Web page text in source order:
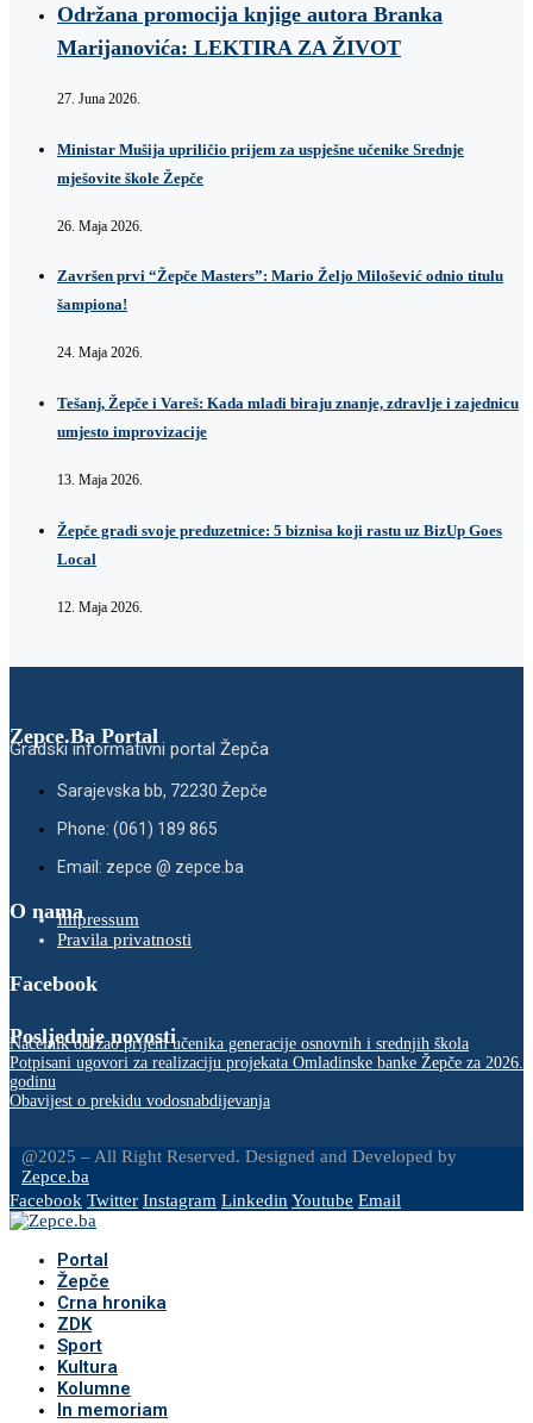
Održana promocija knjige autora Branka
Marijanovića: LEKTIRA ZA ŽIVOT
27. Juna 2026.
Ministar Mušija upriličio prijem za uspješne učenike Srednje
mješovite škole Žepče
26. Maja 2026.
Završen prvi “Žepče Masters”: Mario Željo Milošević odnio titulu
šampiona!
24. Maja 2026.
Tešanj, Žepče i Vareš: Kada mladi biraju znanje, zdravlje i zajednicu
umjesto improvizacije
13. Maja 2026.
Žepče gradi svoje preduzetnice: 5 biznisa koji rastu uz BizUp Goes
Local
12. Maja 2026.
Zepce.Ba Portal
Gradski informativni portal Žepča
Sarajevska bb, 72230 Žepče
Phone: (061) 189 865
Email: zepce @ zepce.ba
O namaImpressum
Pravila privatnosti
Facebook
Posljednje novosti
Načelnik održao prijem učenika generacije osnovnih i srednjih škola
Potpisani ugovori za realizaciju projekata Omladinske banke Žepče za 2026.
godinu
Obavijest o prekidu vodosnabdijevanja
@2025 – All Right Reserved. Designed and Developed by
Zepce.ba
Facebook Twitter Instagram Linkedin Youtube Email
Portal
Žepče
Crna hronika
ZDK
Sport
Kultura
Kolumne
In memoriam